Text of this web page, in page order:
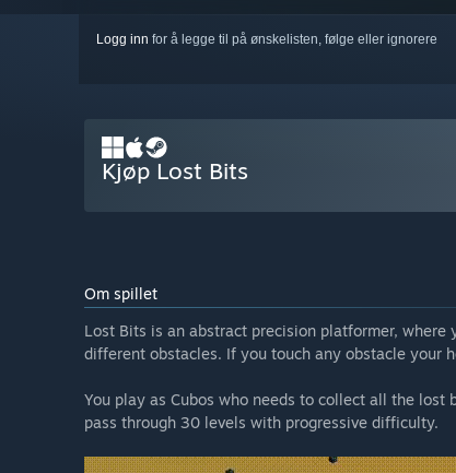
Logg inn for å legge til på ønskelisten, følge eller ignorere
Kjøp Lost Bits
Om spillet
Lost Bits is an abstract precision platformer,
different obstacles. If you touch any obstacle your
You play as Cubos who needs to collect all the
pass through 30 levels with progressive difficulty.